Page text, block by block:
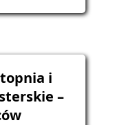
i
–